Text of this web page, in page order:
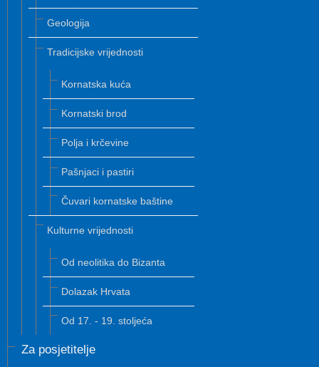
Geologija
Tradicijske vrijednosti
Kornatska kuća
Kornatski brod
Polja i krčevine
Pašnjaci i pastiri
Čuvari kornatske baštine
Kulturne vrijednosti
Od neolitika do Bizanta
Dolazak Hrvata
Od 17. - 19. stoljeća
Za posjetitelje